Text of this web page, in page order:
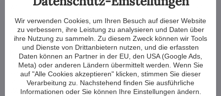
wenn das noch nicht genug ist, können wir einen Kristalllüster
Wenn Sie nicht aus unserem Angebot an Kronleuchtern
wählen, fertigen wir für Sie einen ganz individuellen
Kronleuchter an. Alles, was Sie brauchen, ist eine Zeichnung
oder sogar ein Bild/Foto davon, wie Sie sich den Kronleuchter
vorstellen. Wir prüfen die Produktionsmöglichkeiten und
senden Ihnen die Entwürfe mit Bildmaterial innerhalb einer
Woche zu.
Wir verwenden Cookies, um Ihren Besuch auf dieser Website
zu verbessern, ihre Leistung zu analysieren und Daten über
ihre Nutzung zu sammeln. Zu diesem Zweck können wir Tools
und Dienste von Drittanbietern nutzen, und die erfassten
Daten können an Partner in der EU, den USA (Google Ads,
Meta) oder anderen Ländern übermittelt werden. Wenn Sie
auf "Alle Cookies akzeptieren" klicken, stimmen Sie dieser
Verarbeitung zu. Nachstehend finden Sie ausführliche
Informationen oder Sie können Ihre Einstellungen ändern.